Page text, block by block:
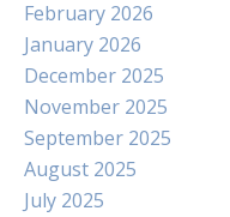
February 2026
January 2026
December 2025
November 2025
September 2025
August 2025
July 2025